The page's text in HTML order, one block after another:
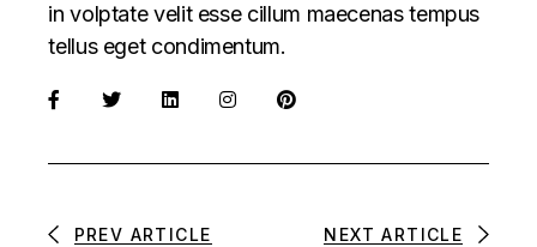
in volptate velit esse cillum maecenas tempus
tellus eget condimentum.
PREV ARTICLE NEXT ARTICLE